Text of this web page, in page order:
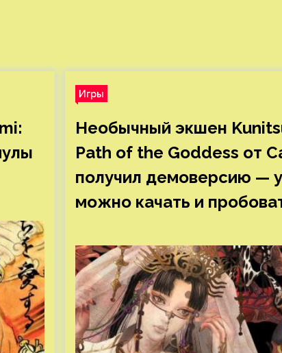
Игры
Необычный экшен
Path of the Goddess от
получил демоверсию —
можно качать и